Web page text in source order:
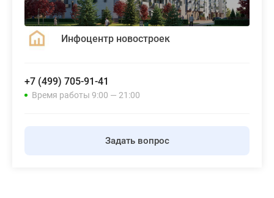
Инфоцентр новостроек
+7 (499) 705-91-41
Время работы 9:00 — 21:00
Задать вопрос